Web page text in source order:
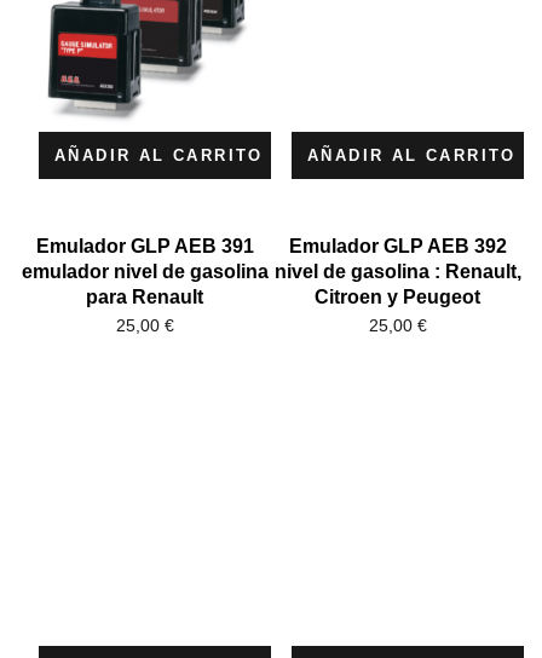
AÑADIR AL CARRITO
Emulador GLP AEB 391
emulador nivel de gasolina
para Renault
25,00 €
AÑADIR AL CARRITO
Emulador GLP AEB 392
nivel de gasolina : Renault,
Citroen y Peugeot
25,00 €